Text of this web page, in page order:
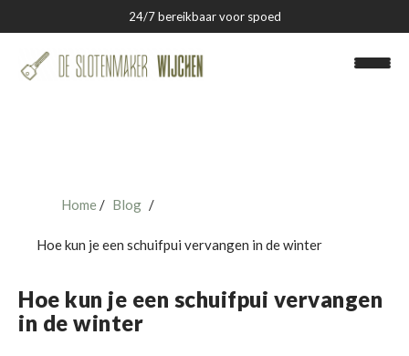
24/7 bereikbaar voor spoed
Slotenmaker Wijchen
Over ons
Blog
Home Blog
Hoe kun je een schuifpui vervangen in de winter
Hoe kun je een schuifpui vervangen
in de winter